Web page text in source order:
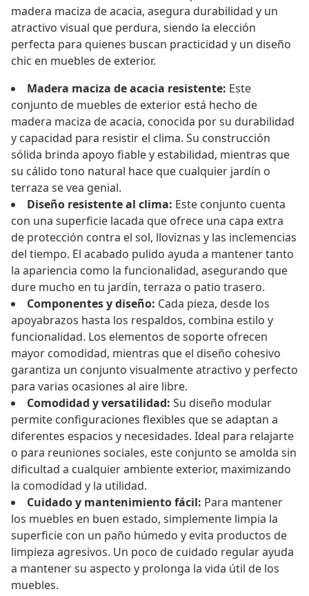
madera maciza de acacia, asegura durabilidad y un
atractivo visual que perdura, siendo la elección
perfecta para quienes buscan practicidad y un diseño
chic en muebles de exterior.
Madera maciza de acacia resistente: Este
conjunto de muebles de exterior está hecho de
madera maciza de acacia, conocida por su durabilidad
y capacidad para resistir el clima. Su construcción
sólida brinda apoyo fiable y estabilidad, mientras que
su cálido tono natural hace que cualquier jardín o
terraza se vea genial.
Diseño resistente al clima: Este conjunto cuenta
con una superficie lacada que ofrece una capa extra
de protección contra el sol, lloviznas y las inclemencias
del tiempo. El acabado pulido ayuda a mantener tanto
la apariencia como la funcionalidad, asegurando que
dure mucho en tu jardín, terraza o patio trasero.
Componentes y diseño: Cada pieza, desde los
apoyabrazos hasta los respaldos, combina estilo y
funcionalidad. Los elementos de soporte ofrecen
mayor comodidad, mientras que el diseño cohesivo
garantiza un conjunto visualmente atractivo y perfecto
para varias ocasiones al aire libre.
Comodidad y versatilidad: Su diseño modular
permite configuraciones flexibles que se adaptan a
diferentes espacios y necesidades. Ideal para relajarte
o para reuniones sociales, este conjunto se amolda sin
dificultad a cualquier ambiente exterior, maximizando
la comodidad y la utilidad.
Cuidado y mantenimiento fácil: Para mantener
los muebles en buen estado, simplemente limpia la
superficie con un paño húmedo y evita productos de
limpieza agresivos. Un poco de cuidado regular ayuda
a mantener su aspecto y prolonga la vida útil de los
muebles.